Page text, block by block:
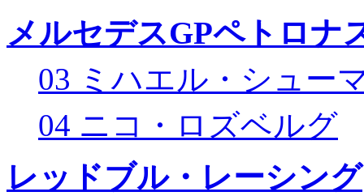
メルセデスGPペトロナ
03 ミハエル・シュー
04 ニコ・ロズベルグ
レッドブル・レーシング